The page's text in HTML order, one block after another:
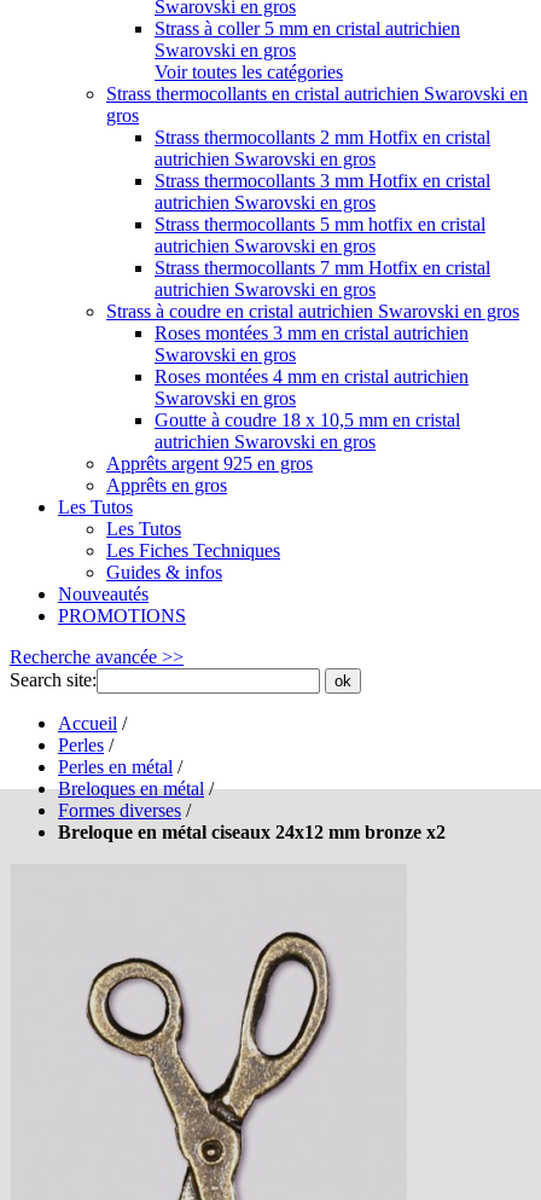
Swarovski en gros
Strass à coller 5 mm en cristal autrichien
Swarovski en gros
Voir toutes les catégories
Strass thermocollants en cristal autrichien Swarovski en
gros
Strass thermocollants 2 mm Hotfix en cristal
autrichien Swarovski en gros
Strass thermocollants 3 mm Hotfix en cristal
autrichien Swarovski en gros
Strass thermocollants 5 mm hotfix en cristal
autrichien Swarovski en gros
Strass thermocollants 7 mm Hotfix en cristal
autrichien Swarovski en gros
Strass à coudre en cristal autrichien Swarovski en gros
Roses montées 3 mm en cristal autrichien
Swarovski en gros
Roses montées 4 mm en cristal autrichien
Swarovski en gros
Goutte à coudre 18 x 10,5 mm en cristal
autrichien Swarovski en gros
Apprêts argent 925 en gros
Apprêts en gros
Les Tutos
Les Tutos
Les Fiches Techniques
Guides & infos
Nouveautés
PROMOTIONS
Recherche avancée >>
Search site:
ok
Accueil /
Perles /
Perles en métal /
Breloques en métal /
Formes diverses /
Breloque en métal ciseaux 24x12 mm bronze x2